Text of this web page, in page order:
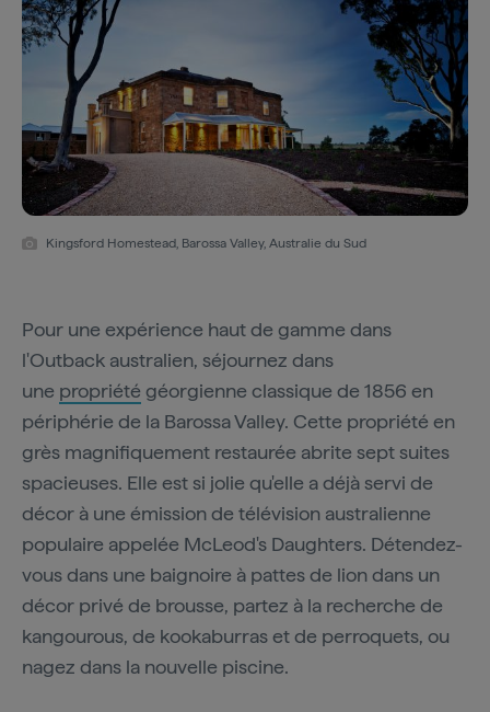
Kingsford Homestead, Barossa Valley, Australie du Sud
Pour une expérience haut de gamme dans
l'Outback australien, séjournez dans
une propriété géorgienne classique de 1856 en
périphérie de la Barossa Valley. Cette propriété en
grès magnifiquement restaurée abrite sept suites
spacieuses. Elle est si jolie qu'elle a déjà servi de
décor à une émission de télévision australienne
populaire appelée McLeod's Daughters. Détendez-
vous dans une baignoire à pattes de lion dans un
décor privé de brousse, partez à la recherche de
kangourous, de kookaburras et de perroquets, ou
nagez dans la nouvelle piscine.